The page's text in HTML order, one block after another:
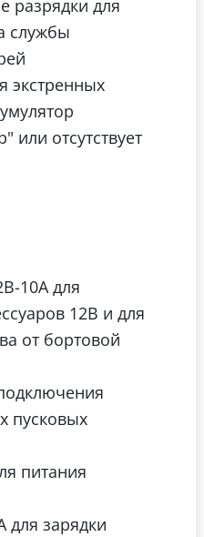
разрядки для
службы
экстренных
или отсутствует
10А для
12В и для
от бортовой
пусковых
питания
для зарядки